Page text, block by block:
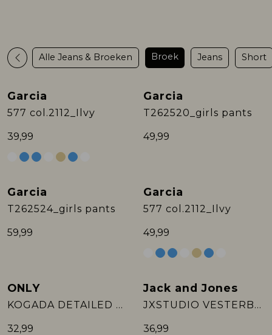
Sweaters & Pullovers
T-shirts & Tops
Vesten & Blazers
Vesten & Blazers
Zwemkleding
Sweaters & Pullovers
T-shirts & Tops
Vesten & Blazers
Vesten & Blazers
Zwemkleding
T-shirts & Tops
Vesten & Blazers
Alle Jeans & Broeken Broek Jeans Short
Nieuw
Garcia
577 col.2112_Ilvy
39,99
Nieuw
Garcia
T262520_girls pants
49,99
Nieuw
Garcia
T262524_girls pants
59,99
Nieuw
Garcia
577 col.2112_Ilvy
49,99
Nieuw
ONLY
KOGADA DETAILED WIDE PANTS CS SWT
32,99
Nieuw
Jack and Jones
JXSTUDIO VESTERBRO PANT SWT NOOS GR:
36,99